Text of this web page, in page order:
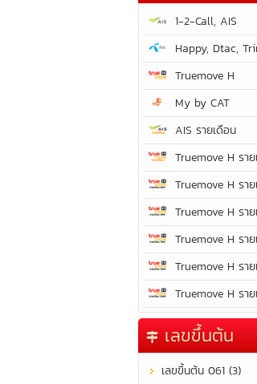
1-2-Call, AIS
Happy, Dtac,
Truemove H
My by CAT
AIS รายเดือน
Truemove H รา
Truemove H รา
Truemove H รา
Truemove H ราย
Truemove H รา
Truemove H รา
เลขขึ้นต้น
เลขขึ้นต้น 061 (3)